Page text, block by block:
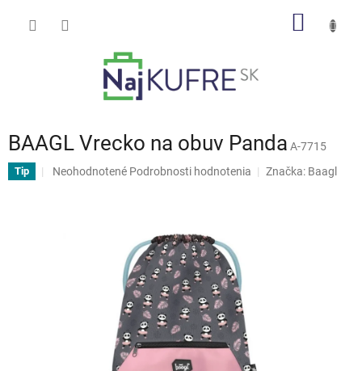
BAAGL Vrecko na obuv Panda A-7715
Tip
Priemerné
Neohodnotené Podrobnosti hodnotenia Značka: Baagl